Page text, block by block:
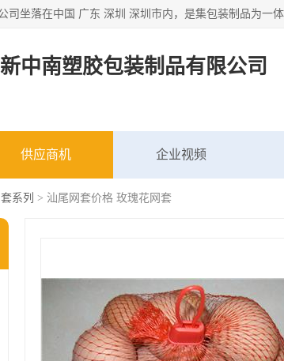
中南塑胶包装制品有限公司
供应商机 企业视频
系列 > 汕尾网套价格 玫瑰花网套